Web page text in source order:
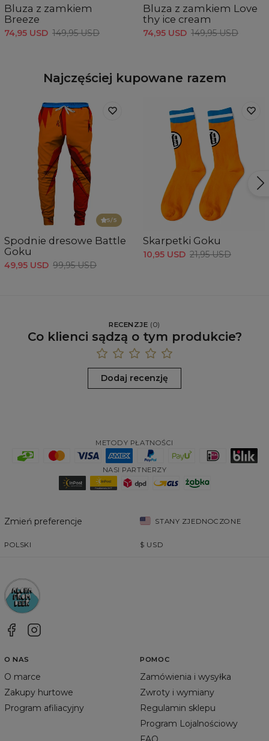
Bluza z zamkiem
Breeze
74,95 USD 149,95 USD
Bluza z zamkiem Love
thy ice cream
74,95 USD 149,95 USD
Najczęściej kupowane razem
5/5
Spodnie dresowe Battle
Goku
49,95 USD 99,95 USD
Skarpetki Goku
10,95 USD 21,95 USD
RECENZJE (0)
Co klienci sądzą o tym produkcie?
Dodaj recenzję
METODY PŁATNOŚCI
NASI PARTNERZY
Zmień preferencje STANY ZJEDNOCZONE
POLSKI $ USD
O NAS
O marce
Zakupy hurtowe
Program afiliacyjny
POMOC
Zamówienia i wysyłka
Zwroty i wymiany
Regulamin sklepu
Program Lojalnościowy